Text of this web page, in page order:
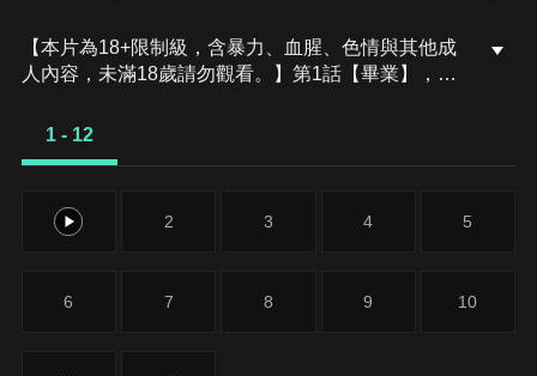
【本片為18+限制級，含暴力、血腥、色情與其他成
人內容，未滿18歲請勿觀看。】第1話【畢業】，為
界」，成功從香月系呼那邊回收了成為
裡得知的，這是為了解散第207衛士訓練小隊——那
意味著武等人從訓練兵成為正規士兵。
1 - 12
1 2 3 4 5
6 7 8 9 10